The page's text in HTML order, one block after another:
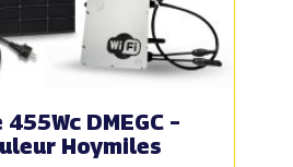
DMEGC –
Hoymiles